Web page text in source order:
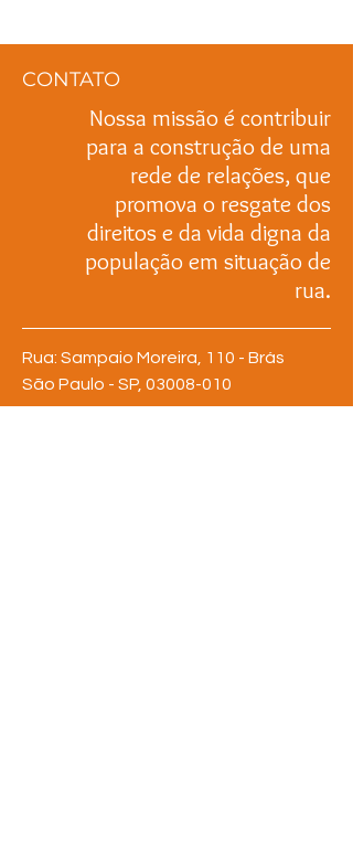
CONTATO
Nossa missão é contribuir
para a construção de uma
rede de relações, que
promova o resgate dos
direitos e da vida digna da
população em situação de
rua.
Rua: Sampaio Moreira, 110 - Brás
São Paulo - SP, 03008-010